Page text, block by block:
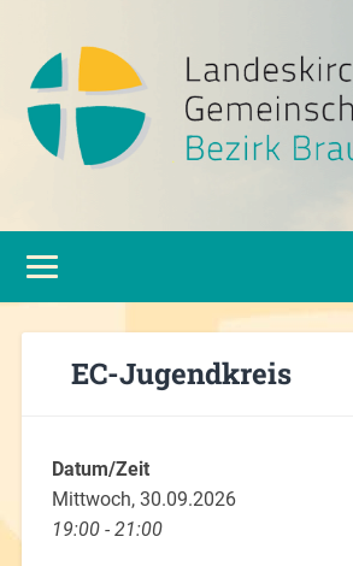
EC-Jugendkreis
Datum/Zeit
Mittwoch, 30.09.2026
19:00 - 21:00